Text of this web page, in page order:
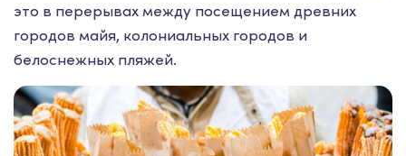
это в перерывах между посещением древних
городов майя, колониальных городов и
белоснежных пляжей.